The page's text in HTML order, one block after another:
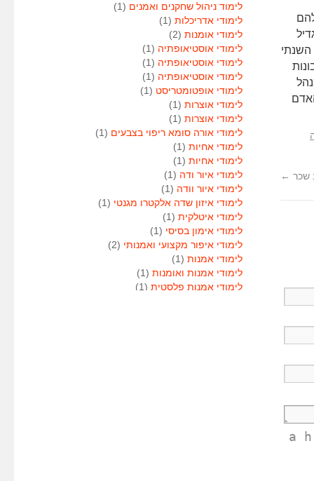
השנתי
שכר ←
<a
לימוד ניהול שחקנים ואמנים (1)
לימודי אדריכלות (1)
לימודי אומנות (2)
לימודי אוסטיאופתיה (1)
לימודי אוסטיאופתיה (1)
לימודי אוסטיאופתיה (1)
לימודי אופטומטריסט (1)
לימודי אוצרות (1)
לימודי אוצרות (1)
לימודי אורה סומא ריפוי בצבעים (1)
לימודי אחיות (1)
לימודי אחיות (1)
לימודי איור ודה (1)
לימודי איור וודה (1)
לימודי איזון שדה אלקטרו מגנטי (1)
לימודי איטלקית (1)
לימודי אימון בסיסי (1)
לימודי איפור מקצועי ואמנותי (2)
לימודי אמנות (1)
לימודי אמנות ואומנות (1)
לימודי אמנות פלסטית (1)